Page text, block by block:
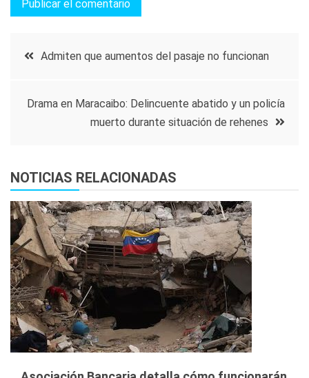
Navegación
entradas
Admiten que aumentos del pasaje no funcionan
Drama en Maracaibo: Delincuente abatido y un policía
muerto durante situación de rehenes
NOTICIAS RELACIONADAS